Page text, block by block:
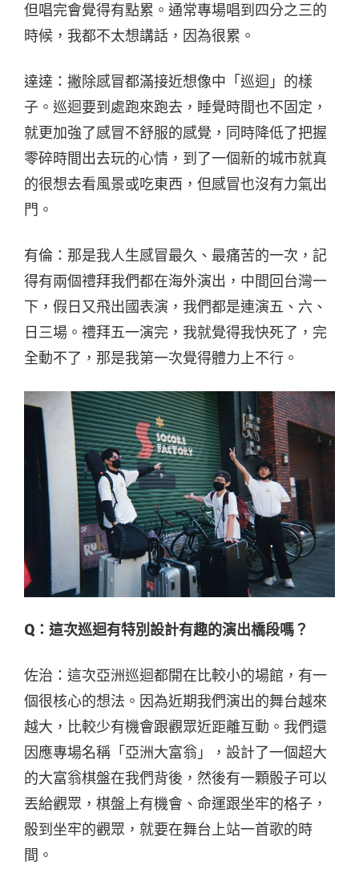
但唱完會覺得有點累。通常專場唱到四分之三的
時候，我都不太想講話，因為很累。
達達：撇除感冒都滿接近想像中「巡迴」的樣
子。巡迴要到處跑來跑去，睡覺時間也不固定，
就更加強了感冒不舒服的感覺，同時降低了把握
零碎時間出去玩的心情，到了一個新的城市就真
的很想去看風景或吃東西，但感冒也沒有力氣出
門。
有倫： 那是我人生感冒最久、最痛苦的一次，記
得有兩個禮拜我們都在海外演出，中間回台灣一
下，假日又飛出國表演，我們都是連演五、六、
日三場。禮拜五一演完，我就覺得我快死了，完
全動不了，那是我第一次覺得體力上不行。
Q： 這次巡迴有特別設計有趣的演出橋段嗎？
佐治 ：這次亞洲巡迴都開在比較小的場館，有一
個很核心的想法。因為近期我們演出的舞台越來
越大，比較少有機會跟觀眾近距離互動。我們還
因應專場名稱「亞洲大富翁」，設計了一個超大
的大富翁棋盤在我們背後， 然後有一顆骰子可以
丟給觀眾 ，棋盤上有機會、命運跟坐牢的格子，
骰到坐牢的觀眾， 就要在舞台上站一首歌的時
間 。